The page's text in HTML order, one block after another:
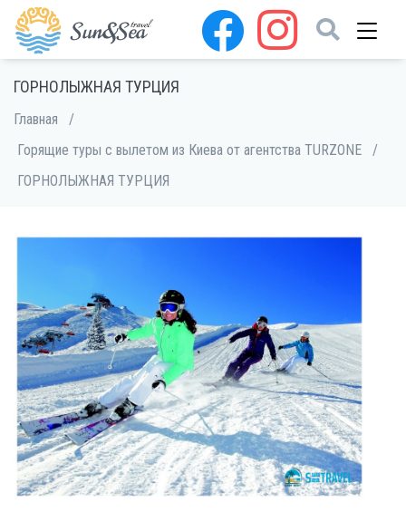
ГОРНОЛЫЖНАЯ ТУРЦИЯ
Главная
/
Горящие туры с вылетом из Киева от агентства TURZONE
/
ГОРНОЛЫЖНАЯ ТУРЦИЯ